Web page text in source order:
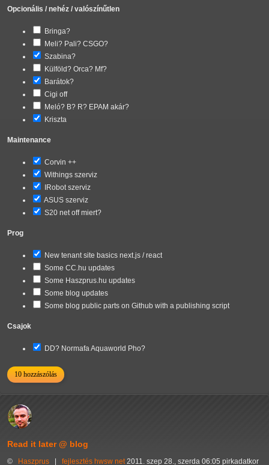
Opcionális / nehéz / valószínűtlen
Bringa?
Meli? Pali? CSGO?
Szabina?
Külföld? Orca? Mf?
Barátok?
Cigi off
Meló? B? R? EPAM akár?
Kriszta
Maintenance
Corvin ++
Withings szerviz
IRobot szerviz
ASUS szerviz
S20 net off miert?
Prog
New tenant site basics next.js / react
Some CC.hu updates
Some Haszprus.hu updates
Some blog updates
Some blog public parts on Github with a publishing script
Csajok
DD? Normafa Aquaworld Pho?
10 hozzászólás
Read it later @ blog
© Haszprus | fejlesztés hwsw net 2011. szep 28., szerda 06:05 pirkadatkor